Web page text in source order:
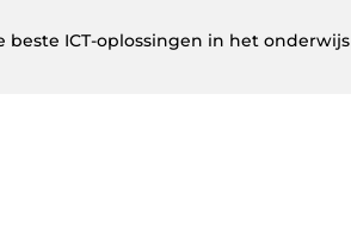
beste ICT-oplossingen in het onderwijs